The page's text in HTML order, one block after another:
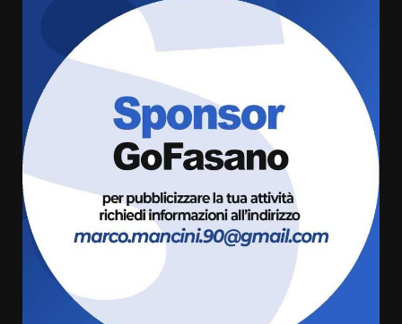
3
Fasanese ferito a colpi di arma
da fuoco
6 Agosto 2026 18:13
Carta d’identità: continua il piano
di aperture straordinarie del
Comune di Fasano
6 Agosto 2026 14:16
Grazia Neglia, coordinatrice
cittadina di Fratelli d’Italia,
pronta a tornare in Consiglio